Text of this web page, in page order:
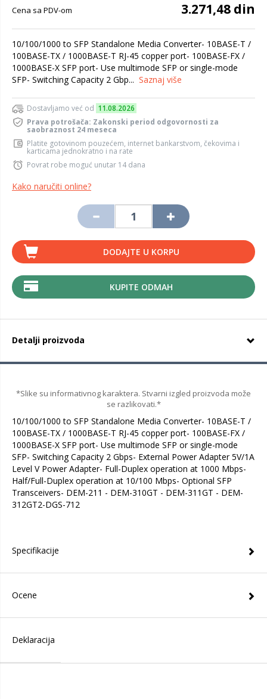
Cena sa PDV-om 3.271,48 din
10/100/1000 to SFP Standalone Media Converter- 10BASE-T /
100BASE-TX / 1000BASE-T RJ-45 copper port- 100BASE-FX /
1000BASE-X SFP port- Use multimode SFP or single-mode
SFP- Switching Capacity 2 Gbp... Saznaj više
Dostavljamo već od 11.08.2026
Prava potrošača: Zakonski period odgovornosti za
saobraznost 24 meseca
Platite gotovinom pouzećem, internet bankarstvom, čekovima i
karticama jednokratno i na rate
Povrat robe moguć unutar 14 dana
Kako naručiti online?
DODAJTE U KORPU
KUPITE ODMAH
Detalji proizvoda
*Slike su informativnog karaktera. Stvarni izgled proizvoda može
se razlikovati.*
10/100/1000 to SFP Standalone Media Converter- 10BASE-T /
100BASE-TX / 1000BASE-T RJ-45 copper port- 100BASE-FX /
1000BASE-X SFP port- Use multimode SFP or single-mode
SFP- Switching Capacity 2 Gbps- External Power Adapter 5V/1A
Level V Power Adapter- Full-Duplex operation at 1000 Mbps-
Half/Full-Duplex operation at 10/100 Mbps- Optional SFP
Transceivers- DEM-211 - DEM-310GT - DEM-311GT - DEM-
312GT2-DGS-712
Specifikacije
Ocene
Deklaracija